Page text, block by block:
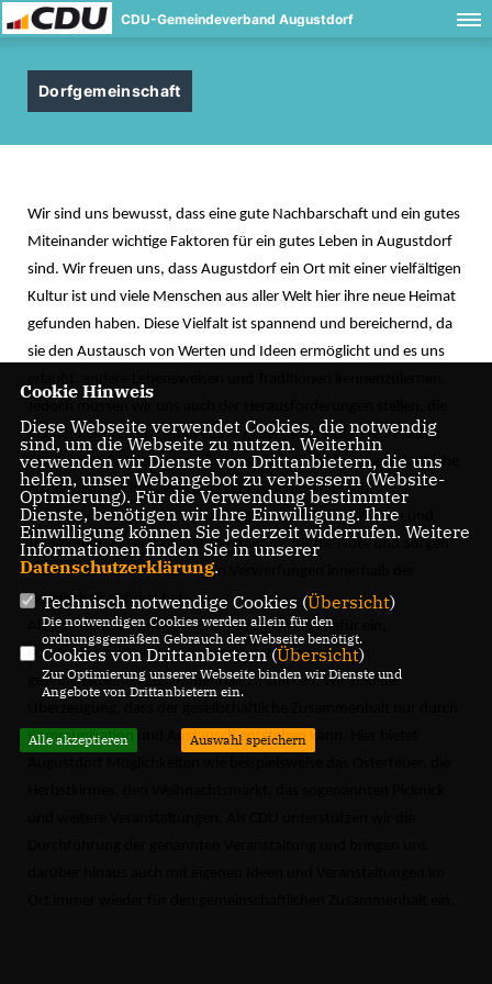
CDU-Gemeindeverband Augustdorf
Dorfgemeinschaft
Wir sind uns bewusst, dass eine gute Nachbarschaft und ein gutes
Miteinander wichtige Faktoren für ein gutes Leben in Augustdorf
sind. Wir freuen uns, dass Augustdorf ein Ort mit einer vielfältigen
Kultur ist und viele Menschen aus aller Welt hier ihre neue Heimat
gefunden haben. Diese Vielfalt ist spannend und bereichernd, da
sie den Austausch von Werten und Ideen ermöglicht und es uns
mit der kulturellen Vielfalt einhergehen. Insbesondere in Zeiten
der Corona-Pandemie war festzustellen, dass der gesellschaftliche
Zusammenhalt in Augustdorf sehr brüchig ist. Es gibt
Konfliktpotenzial aufgrund von Sprache, Religion, Werten und
Traditionen. Es fehlt oft das Verständnis für die Nöte und Sorgen
des anderen, was zu massiven Verwerfungen innerhalb der
Gesellschaft geführt hat.
Als politische Verantwortliche setzen wir uns dafür ein,
entstandenen Gräben wieder zuzuschütten und den
gesellschaftlichen Zusammenhalt zu stärken. Wir sind der
Kommunikation und Austausch entstehen kann. Hier bietet
Cookie Hinweis
Diese Webseite verwendet Cookies, die notwendig
sind, um die Webseite zu nutzen. Weiterhin
verwenden wir Dienste von Drittanbietern, die uns
helfen, unser Webangebot zu verbessern (Website-
Optmierung). Für die Verwendung bestimmter
Dienste, benötigen wir Ihre Einwilligung. Ihre
Einwilligung können Sie jederzeit widerrufen. Weitere
Informationen finden Sie in unserer
Datenschutzerklärung.
Technisch notwendige Cookies (Übersicht)
Die notwendigen Cookies werden allein für den
ordnungsgemäßen Gebrauch der Webseite benötigt.
Cookies von Drittanbietern (Übersicht)
Zur Optimierung unserer Webseite binden wir Dienste und
Angebote von Drittanbietern ein.
Alle akzeptieren Auswahl speichern